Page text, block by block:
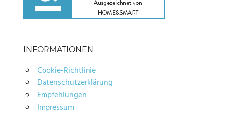
INFORMATIONEN
Cookie-Richtlinie
Datenschutzerklärung
Empfehlungen
Impressum